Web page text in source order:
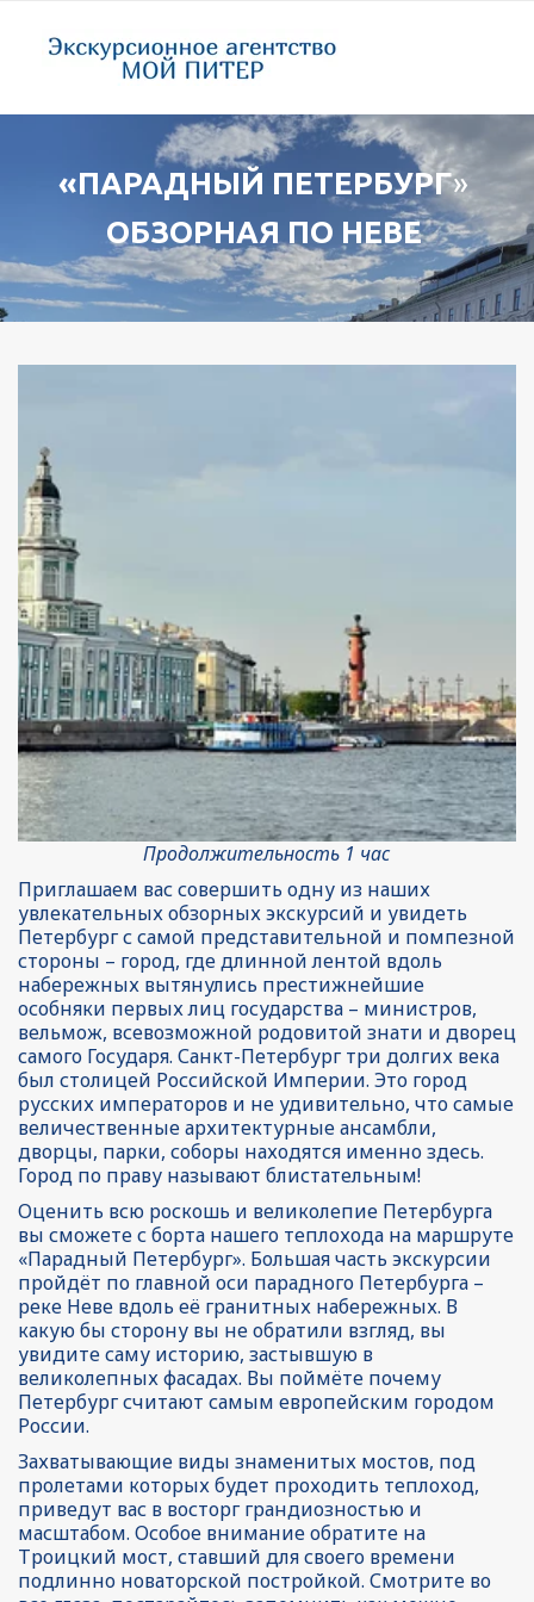
«ПАРАДНЫЙ ПЕТЕРБУРГ»
ОБЗОРНАЯ ПО НЕВЕ
Продолжительность 1 час
Приглашаем вас совершить одну из наших
увлекательных обзорных экскурсий и увидеть
Петербург с самой представительной и помпезной
стороны – город, где длинной лентой вдоль
набережных вытянулись престижнейшие
особняки первых лиц государства – министров,
вельмож, всевозможной родовитой знати и дворец
самого Государя. Санкт-Петербург три долгих века
был столицей Российской Империи. Это город
русских императоров и не удивительно, что самые
величественные архитектурные ансамбли,
дворцы, парки, соборы находятся именно здесь.
Город по праву называют блистательным!
Оценить всю роскошь и великолепие Петербурга
вы сможете с борта нашего теплохода на маршруте
«Парадный Петербург». Большая часть экскурсии
пройдёт по главной оси парадного Петербурга –
реке Неве вдоль её гранитных набережных. В
какую бы сторону вы не обратили взгляд, вы
увидите саму историю, застывшую в
великолепных фасадах. Вы поймёте почему
Петербург считают самым европейским городом
России.
Захватывающие виды знаменитых мостов, под
пролетами которых будет проходить теплоход,
приведут вас в восторг грандиозностью и
масштабом. Особое внимание обратите на
Троицкий мост, ставший для своего времени
подлинно новаторской постройкой. Смотрите во